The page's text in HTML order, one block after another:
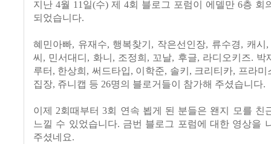
지난 4월 11일(수) 제 4회 블로그 포럼이 에델만 6층 회
되었습니다.
혜민아빠, 유재수, 행복찾기, 작은선인장, 류수경, 캐시
씨, 민서대디, 화니, 조정희, 꼬날, 후글, 라디오키즈. 박
루터, 한상희, 써드타입, 이학준, 솔키, 크리티카, 프라미
집장, 쥬니캡 등 26명의 블로거들이 참가해 주셨습니다.
이제 2회때부터 3회 연속 뵙게 된 분들은 왠지 모를 친
느낄 수 있었습니다. 금번 블로그 포럼에 대한 영상을
주셨네요.